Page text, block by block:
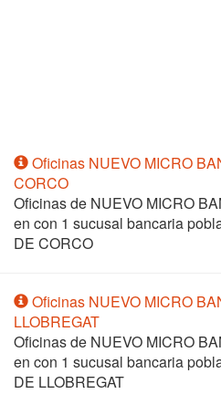
Oficinas NUEVO MICRO
CORCO
Oficinas de NUEVO MICRO
en con 1 sucusal bancaria
DE CORCO
Oficinas NUEVO MICRO
LLOBREGAT
Oficinas de NUEVO MICRO
en con 1 sucusal bancaria
DE LLOBREGAT